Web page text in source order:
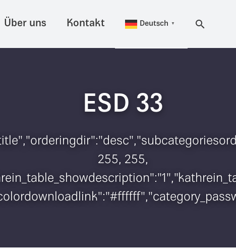
Über uns Kontakt Deutsch ▼
ESD 33
255, 255,